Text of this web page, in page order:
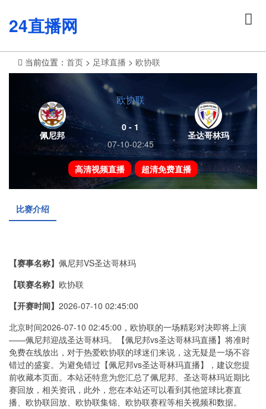
24直播网
当前位置： 首页 > 足球直播 > 欧协联
佩尼邦
欧协联
0 - 1
07-10-02:45
圣达哥林玛
高清视频直播 超清免费直播
比赛介绍
【赛事名称】 佩尼邦VS圣达哥林玛
【联赛名称】 欧协联
【开赛时间】 2026-07-10 02:45:00
北京时间2026-07-10 02:45:00，欧协联的一场精彩对决即将上演
——佩尼邦迎战圣达哥林玛。【佩尼邦vs圣达哥林玛直播】将准时
免费在线放出，对于热爱欧协联的球迷们来说，这无疑是一场不容
错过的盛宴。为避免错过【佩尼邦vs圣达哥林玛直播】，建议您提
前收藏本页面。本站还特意为您汇总了佩尼邦、圣达哥林玛近期比
赛回放，相关资讯，此外，您在本站还可以看到其他篮球比赛直
播、欧协联回放、欧协联集锦、欧协联赛程等相关视频和数据。